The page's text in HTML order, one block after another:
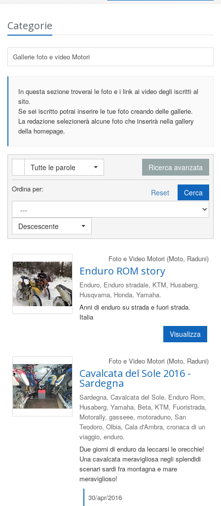
Categorie
Gallerie foto e video Motori
In questa sezione troverai le foto e i link ai video degli iscritti al
sito.
Se sei iscritto potrai inserire le tue foto creando delle gallerie.
La redazione selezionerà alcune foto che inserirà nella gallery
della homepage.
Tutte le parole Ricerca avanzata
Reset Cerca
Ordina per:
Descescente
Foto e Video Motori (Moto, Raduni)
Enduro ROM story
Enduro, Enduro stradale, KTM, Husaberg,
Husqvarna, Honda, Yamaha.
Anni di enduro su strada e fuori strada.
Italia
Visualizza
Foto e Video Motori (Moto, Raduni)
Cavalcata del Sole 2016 -
Sardegna
Sardegna, Cavalcata del Sole, Enduro Rom,
Husaberg, Yamaha, Beta, KTM, Fuoristrada,
Motorally, gasseee, motoraduno, San
Teodoro, Olbia, Cala d'Ambra, cronaca di un
viaggio, enduro.
Due giorni di enduro da leccarsi le orecchie!
Una cavalcata meravigliosa negli splendidi
scenari sardi fra montagna e mare
meraviglioso!
30/apr/2016